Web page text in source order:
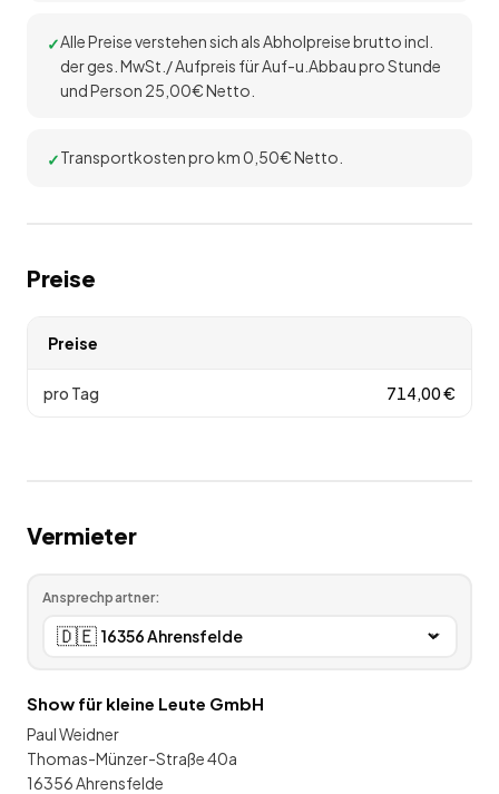
Alle Preise verstehen sich als Abholpreise brutto incl.
der ges. MwSt./ Aufpreis für Auf-u.Abbau pro Stunde
und Person 25,00€ Netto.
Transportkosten pro km 0,50€ Netto.
Preise
Preise
pro Tag 714,00€
Vermieter
Ansprechpartner:
🇩🇪
Show für kleine Leute GmbH
Paul Weidner
Thomas-Münzer-Straße 40a
16356 Ahrensfelde